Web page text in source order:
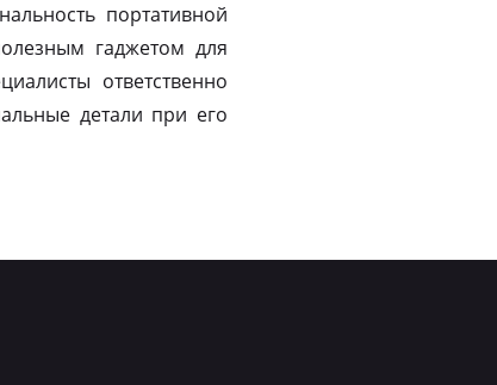
портативной
гаджетом для
ответственно
детали при его